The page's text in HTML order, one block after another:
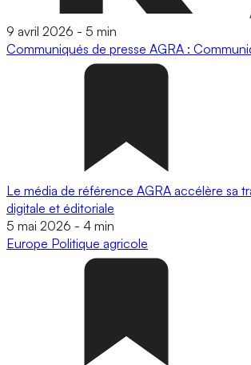
9 avril 2026 - 5 min
Communiqués de presse AGRA :
Le média de référence AGRA accélère sa
digitale et éditoriale
5 mai 2026 - 4 min
Europe Politique agricole